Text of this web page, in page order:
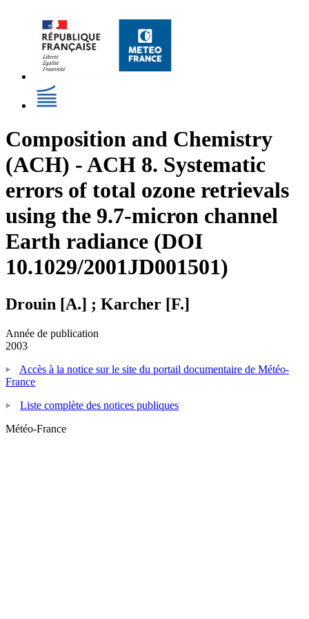
Composition and Chemistry
(ACH) - ACH 8. Systematic
errors of total ozone retrievals
using the 9.7-micron channel
Earth radiance (DOI
10.1029/2001JD001501)
Drouin [A.] ; Karcher [F.]
Année de publication
2003
Accès à la notice sur le site du portail documentaire de Météo-
France
Liste complète des notices publiques
Météo-France